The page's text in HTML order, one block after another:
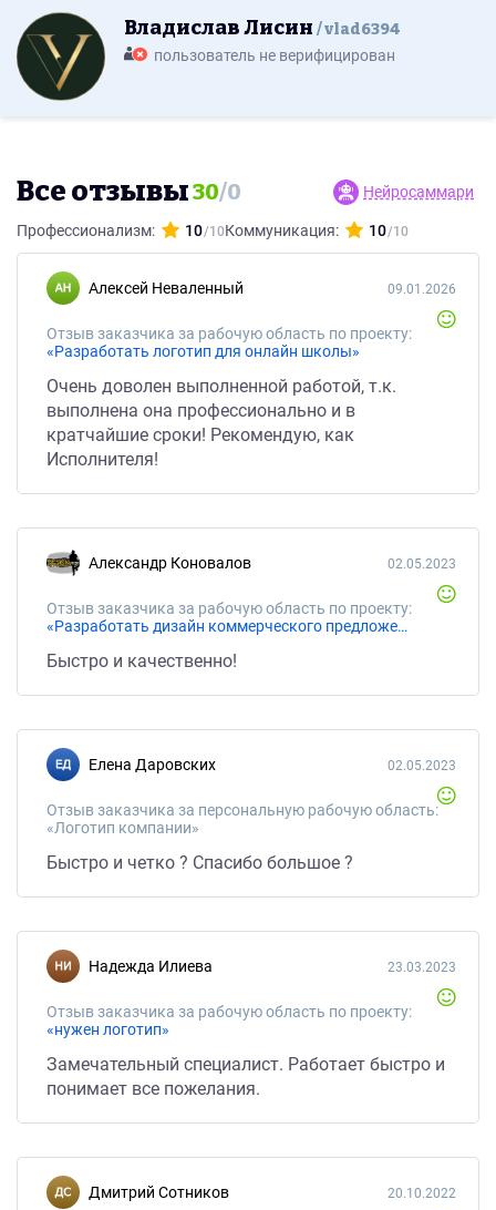
Владислав Лисин vlad6394
пользователь не верифицирован
Все отзывы30/0 Нейросаммари
Профессионализм: 10 Коммуникация: 10
Алексей Неваленный
Отзыв заказчика за рабочую область по проекту:
«Разработать логотип для онлайн школы»
09.01.2026
Очень доволен выполненной работой, т.к.
выполнена она профессионально и в
кратчайшие сроки! Рекомендую, как
Исполнителя!
Александр Коновалов
Отзыв заказчика за рабочую область по проекту:
«Разработать дизайн коммерческого предложения»
02.05.2023
Быстро и качественно!
Елена Даровских
Отзыв заказчика за персональную рабочую область:
«Логотип компании»
02.05.2023
Быстро и четко ? Спасибо большое ?
Надежда Илиева
Отзыв заказчика за рабочую область по проекту:
«нужен логотип»
23.03.2023
Замечательный специалист. Работает быстро и
понимает все пожелания.
Дмитрий Сотников 20.10.2022